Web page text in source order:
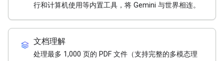
行和计算机使用等内置工具，将 Gemini 与世界相连。
stacks 文档理解
处理最多 1,000 页的 PDF 文件（支持完整的多模态理